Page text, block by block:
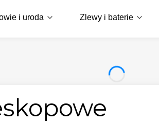
i uroda Zlewy i baterie